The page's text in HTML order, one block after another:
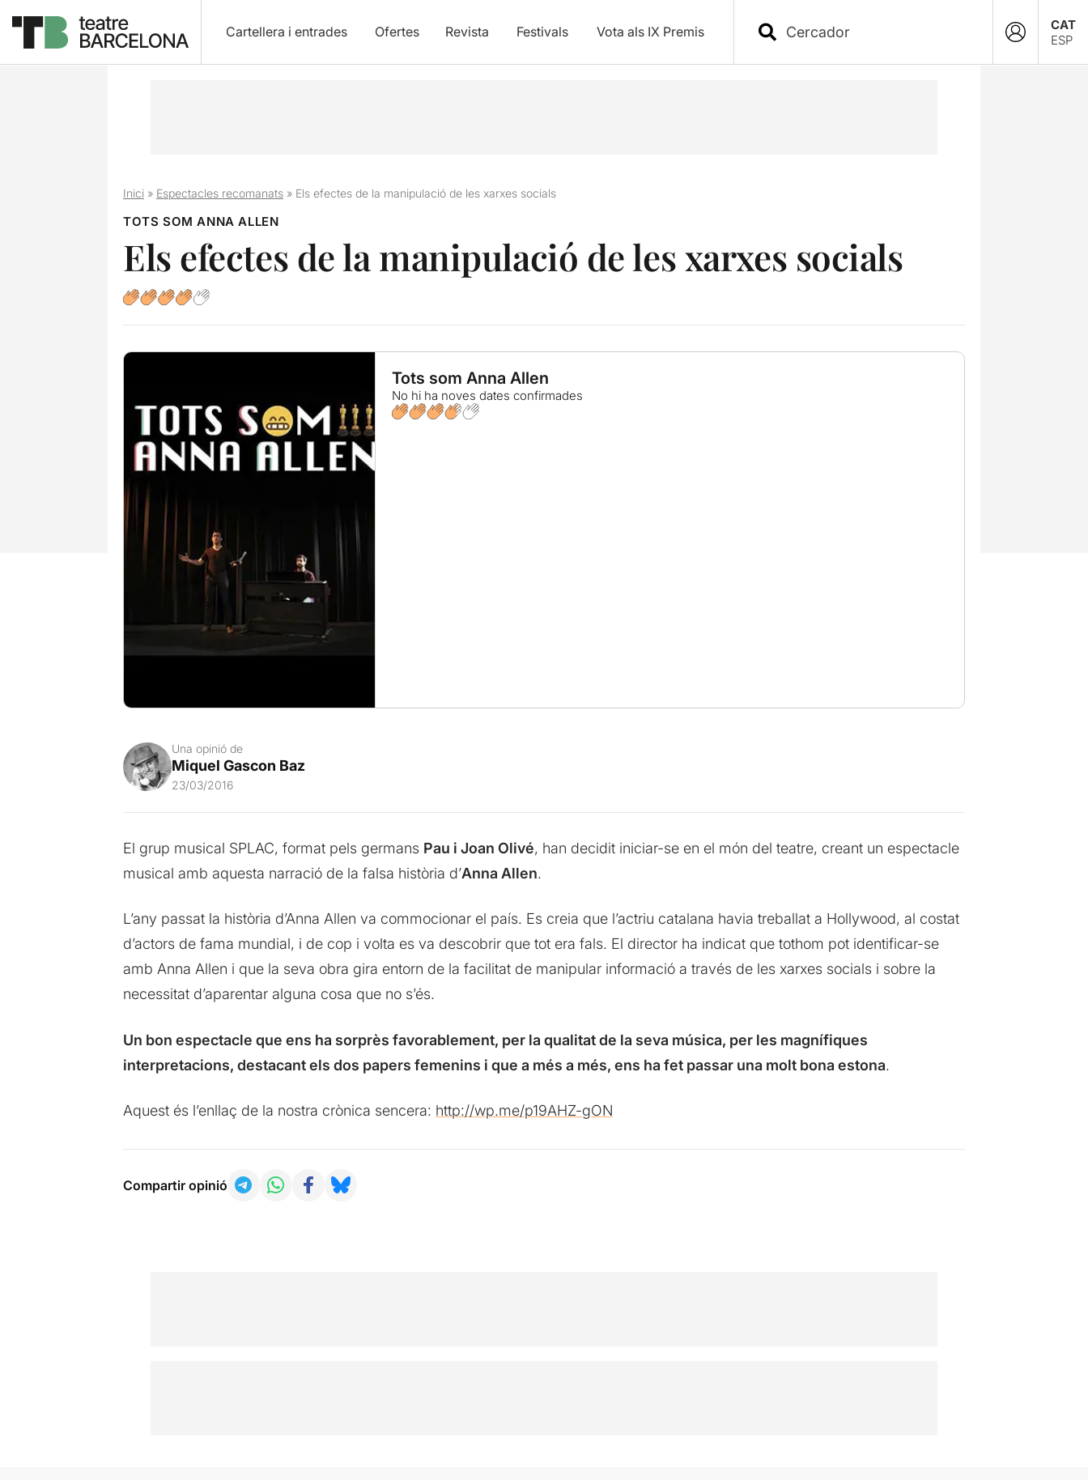
Cartellera i entrades Ofertes Revista Festivals Vota als IX Premis
CAT
ESP
Inici» Espectacles recomanats» Els efectes de la manipulació de les xarxes socials
TOTS SOM ANNA ALLEN
Els efectes de la manipulació de les xarxes socials
Tots som Anna Allen
No hi ha noves dates confirmades
Una opinió de
Miquel Gascon Baz
23/03/2016
El grup musical SPLAC, format pels germans Pau i Joan Olivé, han decidit iniciar-se en el món del teatre, creant un espectacle
musical amb aquesta narració de la falsa història d’Anna Allen.
L’any passat la història d’Anna Allen va commocionar el país. Es creia que l’actriu catalana havia treballat a Hollywood, al costat
d’actors de fama mundial, i de cop i volta es va descobrir que tot era fals. El director ha indicat que tothom pot identificar-se
amb Anna Allen i que la seva obra gira entorn de la facilitat de manipular informació a través de les xarxes socials i sobre la
necessitat d’aparentar alguna cosa que no s’és.
Un bon espectacle que ens ha sorprès favorablement, per la qualitat de la seva música, per les magnífiques
interpretacions, destacant els dos papers femenins i que a més a més, ens ha fet passar una molt bona estona.
Aquest és l’enllaç de la nostra crònica sencera: http://wp.me/p19AHZ-gON
Compartir opinió